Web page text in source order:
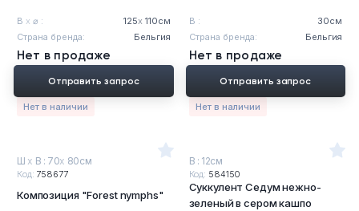
В х ⌀ : 125х110см
Страна бренда:
Бельгия
Нет в продаже
Нет в наличии
Отправить запрос
В :
30см
Страна бренда:
Бельгия
Нет в продаже
Нет в наличии
Отправить запрос
Ш х В : 70х 80см
Код: 758677
Композиция "Forest nymphs"
В : 12см
Код: 584150
Суккулент Седум нежно-
зеленый в сером кашпо